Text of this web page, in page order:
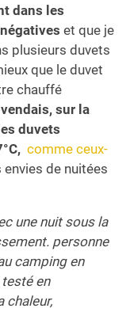
dans les
et que je
plusieurs duvets
que le duvet
chauffé
vendais, sur la
duvets
comme ceux-
de nuitées
une nuit sous la
personne
camping en
en
chaleur,